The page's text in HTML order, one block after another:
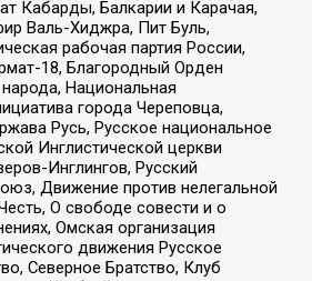
Кабарды, Балкарии и Карачая,
Валь-Хиджра, Пит Буль,
рабочая партия России,
18, Благородный Орден
Национальная
города Череповца,
Русь, Русское национальное
Инглистической церкви
Инглингов, Русский
Движение против нелегальной
О свободе совести и о
Омская организация
движения Русское
Северное Братство, Клуб